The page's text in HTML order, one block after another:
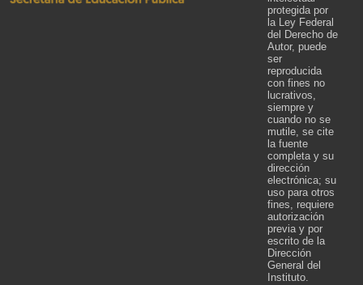
protegida por
la Ley Federal
del Derecho de
Autor, puede
ser
reproducida
con fines no
lucrativos,
siempre y
cuando no se
mutile, se cite
la fuente
completa y su
dirección
electrónica; su
uso para otros
fines, requiere
autorización
previa y por
escrito de la
Dirección
General del
Instituto.